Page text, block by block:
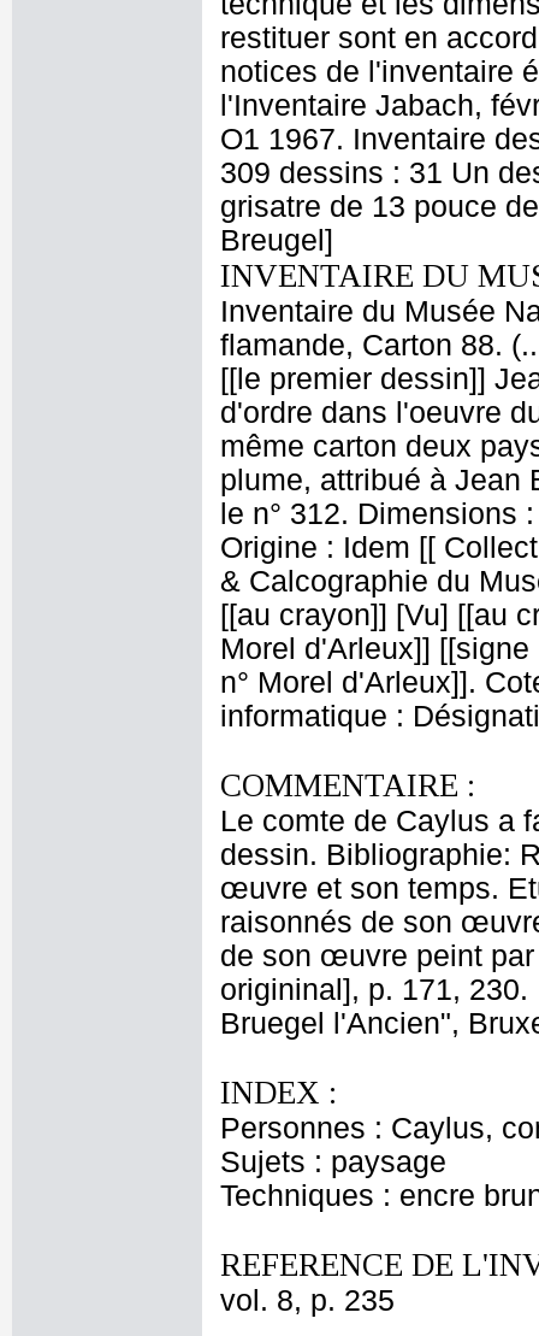
restituer sont en
notices de l'inventaire
l'Inventaire Jabach,
O1 1967. Inventaire
309 dessins : 31 Un
grisatre de 13 pouce
Breugel]
INVENTAIRE DU
Inventaire du Musée
flamande, Carton 88.
[[le premier dessin]]
d'ordre dans l'oeuvre
même carton deux
plume, attribué à Jean
le n° 312. Dimensions
Origine : Idem [[
& Calcographie du
[[au crayon]] [Vu] [[au
Morel d'Arleux]]
n° Morel d'Arleux]].
informatique :
COMMENTAIRE :
Le comte de Caylus a
dessin. Bibliographie:
œuvre et son temps.
raisonnés de son
de son œuvre peint par
origininal], p. 171,
Bruegel l'Ancien",
INDEX :
Personnes : Caylus,
Sujets : paysage
Techniques : encre
REFERENCE DE
vol. 8, p. 235